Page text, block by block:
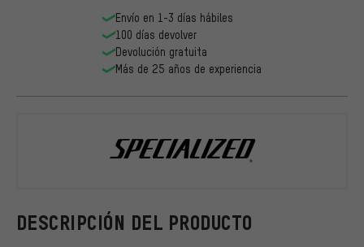
DESCRIPCIÓN DEL PRODUCTO
Envío en 1-3 días hábiles
100 días devolver
Devolución gratuita
Más de 25 años de experiencia